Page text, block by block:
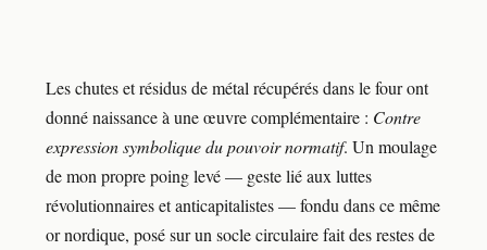
Les chutes et résidus de métal récupérés dans le four ont
donné naissance à une œuvre complémentaire : Contre
expression symbolique du pouvoir normatif. Un moulage
de mon propre poing levé — geste lié aux luttes
révolutionnaires et anticapitalistes — fondu dans ce même
or nordique, posé sur un socle circulaire fait des restes de